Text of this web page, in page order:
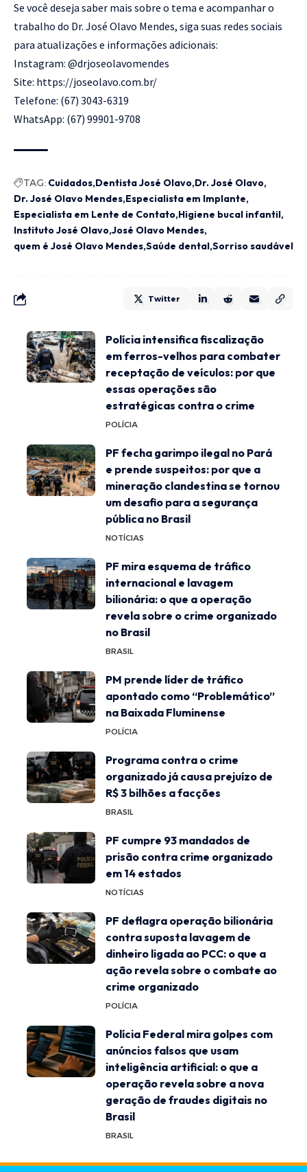
Se você deseja saber mais sobre o tema e acompanhar o
trabalho do Dr. José Olavo Mendes, siga suas redes sociais
para atualizações e informações adicionais:
Instagram: @drjoseolavomendes
Site: https://joseolavo.com.br/
Telefone: (67) 3043-6319
WhatsApp: (67) 99901-9708
TAG: Cuidados Dentista José Olavo Dr. José Olavo
Dr. José Olavo Mendes Especialista em Implante
Especialista em Lente de Contato Higiene bucal infantil
Instituto José Olavo José Olavo Mendes
quem é José Olavo Mendes Saúde dental Sorriso saudável
Twitter
Polícia intensifica fiscalização
em ferros-velhos para combater
receptação de veículos: por que
essas operações são
estratégicas contra o crime
POLÍCIA
PF fecha garimpo ilegal no Pará
e prende suspeitos: por que a
mineração clandestina se tornou
um desafio para a segurança
pública no Brasil
NOTÍCIAS
PF mira esquema de tráfico
internacional e lavagem
bilionária: o que a operação
revela sobre o crime organizado
no Brasil
BRASIL
PM prende líder de tráfico
apontado como “Problemático”
na Baixada Fluminense
POLÍCIA
Programa contra o crime
organizado já causa prejuízo de
R$ 3 bilhões a facções
BRASIL
PF cumpre 93 mandados de
prisão contra crime organizado
em 14 estados
NOTÍCIAS
PF deflagra operação bilionária
contra suposta lavagem de
dinheiro ligada ao PCC: o que a
ação revela sobre o combate ao
crime organizado
POLÍCIA
Polícia Federal mira golpes com
anúncios falsos que usam
inteligência artificial: o que a
operação revela sobre a nova
geração de fraudes digitais no
Brasil
BRASIL